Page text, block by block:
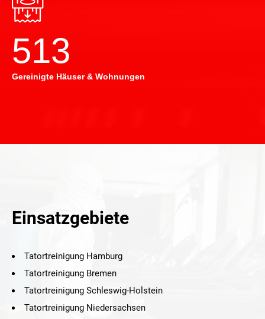
514
Gereinigte Häuser & Wohnungen
Einsatzgebiete
Tatortreinigung Hamburg
Tatortreinigung Bremen
Tatortreinigung Schleswig-Holstein
Tatortreinigung Niedersachsen